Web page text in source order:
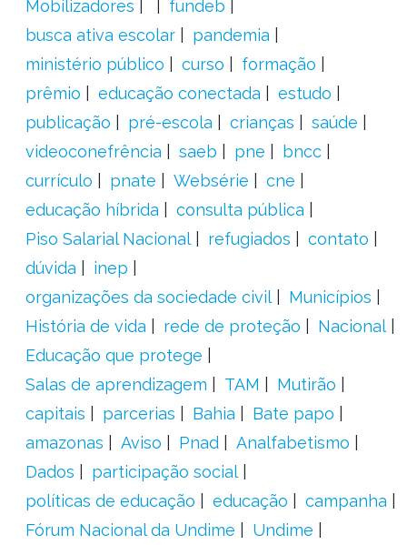
Mobilizadores
fundeb
busca ativa escolar
pandemia
ministério público
curso
formação
prêmio
educação conectada
estudo
publicação
pré-escola crianças
saúde
videoconefrência
saeb pne
bncc
currículo
pnate Websérie
cne
educação híbrida
consulta pública
Piso Salarial Nacional
refugiados
contato
dúvida
inep
organizações da sociedade civil
Municípios
História de vida
rede de proteção
Nacional
Educação que protege
Salas de aprendizagem
TAM
Mutirão
capitais
parcerias Bahia
Bate papo
amazonas
Aviso Pnad
Analfabetismo
Dados
participação social
políticas de educação
educação
campanha
Fórum Nacional da Undime
Undime